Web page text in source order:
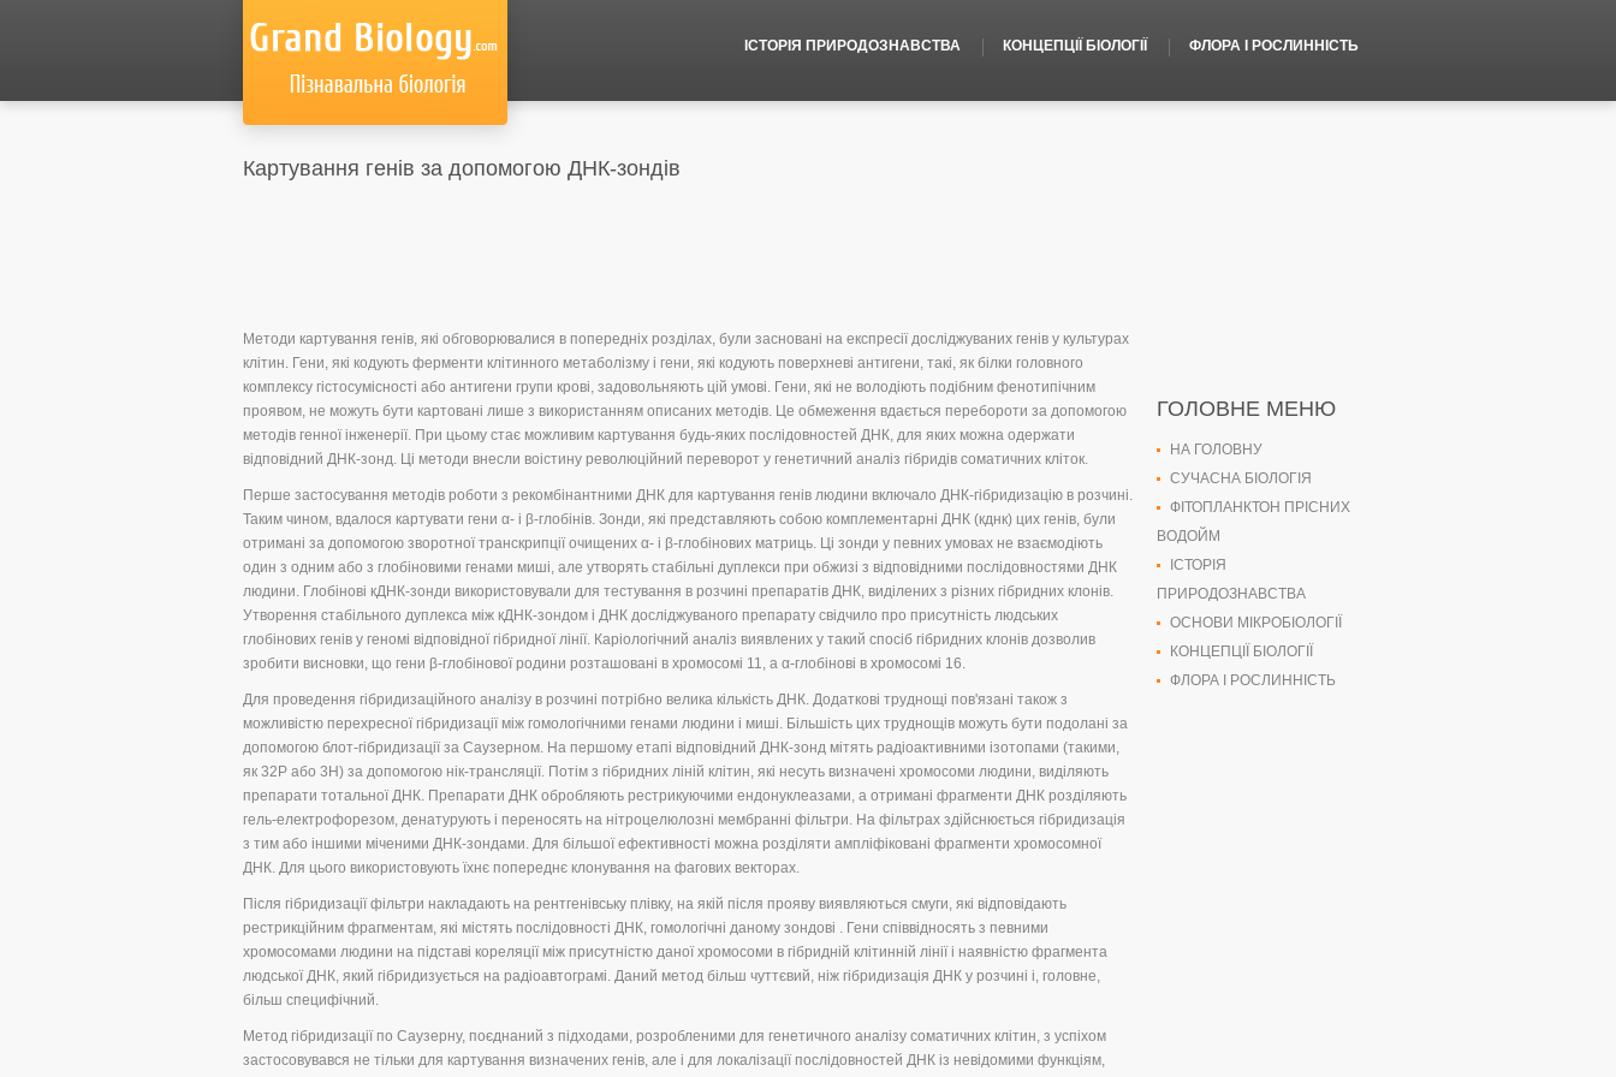
ІСТОРІЯ ПРИРОДОЗНАВСТВА КОНЦЕПЦІЇ БІОЛОГІЇ ФЛОРА І РОСЛИННІСТЬ
Картування генів за допомогою ДНК-зондів
Методи картування генів, які обговорювалися в попередніх розділах, були засновані на експресії досліджуваних генів у культурах
клітин. Гени, які кодують ферменти клітинного метаболізму і гени, які кодують поверхневі антигени, такі, як білки головного
комплексу гістосумісності або антигени групи крові, задовольняють цій умові. Гени, які не володіють подібним фенотипічним
проявом, не можуть бути картовані лише з використанням описаних методів. Це обмеження вдається перебороти за допомогою
методів генної інженерії. При цьому стає можливим картування будь-яких послідовностей ДНК, для яких можна одержати
відповідний ДНК-зонд. Ці методи внесли воістину революційний переворот у генетичний аналіз гібридів соматичних кліток.
Перше застосування методів роботи з рекомбінантними ДНК для картування генів людини включало ДНК-гібридизацію в розчині.
Таким чином, вдалося картувати гени α- і β-глобінів. Зонди, які представляють собою комплементарні ДНК (кднк) цих генів, були
отримані за допомогою зворотної транскрипції очищених α- і β-глобінових матриць. Ці зонди у певних умовах не взаємодіють
один з одним або з глобіновими генами миші, але утворять стабільні дуплекси при обжизі з відповідними послідовностями ДНК
людини. Глобінові кДНК-зонди використовували для тестування в розчині препаратів ДНК, виділених з різних гібридних клонів.
Утворення стабільного дуплекса між кДНК-зондом і ДНК досліджуваного препарату свідчило про присутність людських
глобінових генів у геномі відповідної гібридної лінії. Каріологічний аналіз виявлених у такий спосіб гібридних клонів дозволив
зробити висновки, що гени β-глобінової родини розташовані в хромосомі 11, а α-глобінові в хромосомі 16.
Для проведення гібридизаційного аналізу в розчині потрібно велика кількість ДНК. Додаткові труднощі пов'язані також з
можливістю перехресної гібридизації між гомологічними генами людини і миші. Більшість цих труднощів можуть бути подолані за
допомогою блот-гібридизації за Саузерном. На першому етапі відповідний ДНК-зонд мітять радіоактивними ізотопами (такими,
як 32Р або 3Н) за допомогою нік-трансляції. Потім з гібридних ліній клітин, які несуть визначені хромосоми людини, виділяють
препарати тотальної ДНК. Препарати ДНК обробляють рестрикуючими ендонуклеазами, а отримані фрагменти ДНК розділяють
гель-електрофорезом, денатурують і переносять на нітроцелюлозні мембранні фільтри. На фільтрах здійснюється гібридизація
з тим або іншими міченими ДНК-зондами. Для більшої ефективності можна розділяти ампліфіковані фрагменти хромосомної
ДНК. Для цього використовують їхнє попереднє клонування на фагових векторах.
Після гібридизації фільтри накладають на рентгенівську плівку, на якій після прояву виявляються смуги, які відповідають
рестрикційним фрагментам, які містять послідовності ДНК, гомологічні даному зондові . Гени співвідносять з певними
хромосомами людини на підставі кореляції між присутністю даної хромосоми в гібридній клітинній лінії і наявністю фрагмента
людської ДНК, який гібридизується на радіоавтограмі. Даний метод більш чуттєвий, ніж гібридизація ДНК у розчині і, головне,
більш специфічний.
Метод гібридизації по Саузерну, поєднаний з підходами, розробленими для генетичного аналізу соматичних клітин, з успіхом
застосовувався не тільки для картування визначених генів, але і для локалізації послідовностей ДНК із невідомими функціям,
ГОЛОВНЕ МЕНЮ
НА ГОЛОВНУ
СУЧАСНА БІОЛОГІЯ
ФІТОПЛАНКТОН ПРІСНИХ
ВОДОЙМ
ІСТОРІЯ
ПРИРОДОЗНАВСТВА
ОСНОВИ МІКРОБІОЛОГІЇ
КОНЦЕПЦІЇ БІОЛОГІЇ
ФЛОРА І РОСЛИННІСТЬ